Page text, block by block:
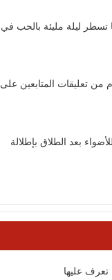
تسطر ليلة مليئة بالحب في
من تعليقات المتابعين على
بعد الطلاق بإطلالة
تعرف عليها